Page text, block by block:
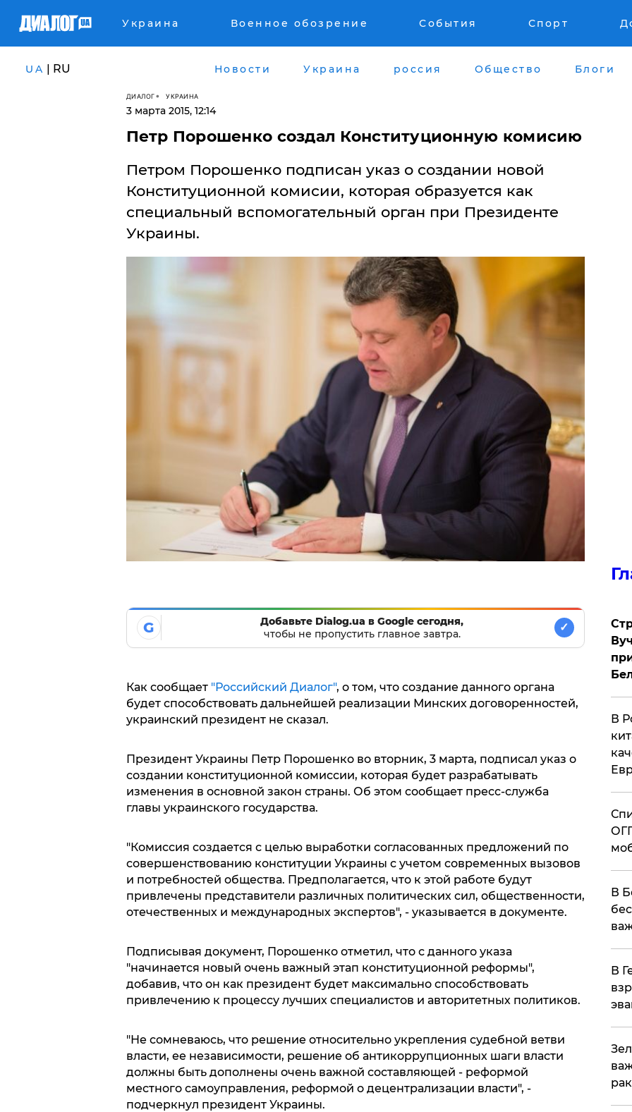
Украина Военное обозрение События Спорт
UA | RU Новости Украина россия Общество Блоги
ДИАЛОГ УКРАИНА
3 марта 2015, 12:14
Петр Порошенко создал Конституционную комисию
Петром Порошенко подписан указ о создании новой
Конституционной комисии, которая образуется как
специальный вспомогательный орган при Президенте
Украины.
G
Добавьте Dialog.ua в Google сегодня,
чтобы не пропустить главное завтра.
✓
Как сообщает "Российский Диалог", о том, что создание данного органа
будет способствовать дальнейшей реализации Минских договоренностей,
украинский президент не сказал.
Президент Украины Петр Порошенко во вторник, 3 марта, подписал указ о
создании конституционной комиссии, которая будет разрабатывать
изменения в основной закон страны. Об этом сообщает пресс-служба
главы украинского государства.
"Комиссия создается с целью выработки согласованных предложений по
совершенствованию конституции Украины с учетом современных вызовов
и потребностей общества. Предполагается, что к этой работе будут
привлечены представители различных политических сил, общественности,
отечественных и международных экспертов", - указывается в документе.
Подписывая документ, Порошенко отметил, что с данного указа
"начинается новый очень важный этап конституционной реформы",
добавив, что он как президент будет максимально способствовать
привлечению к процессу лучших специалистов и авторитетных политиков.
"Не сомневаюсь, что решение относительно укрепления судебной ветви
власти, ее независимости, решение об антикоррупционных шаги власти
должны быть дополнены очень важной составляющей - реформой
местного самоуправления, реформой о децентрализации власти", -
подчеркнул президент Украины.
В
В
В